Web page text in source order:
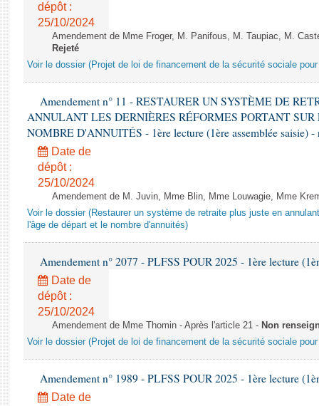
dépôt :
25/10/2024
Amendement de Mme Froger, M. Panifous, M. Taupiac, M.
Rejeté
Voir le dossier (Projet de loi de financement de la sécurité sociale pour
Amendement n° 11 - RESTAURER UN SYSTÈME DE
ANNULANT LES DERNIÈRES RÉFORMES PORTANT
NOMBRE D'ANNUITÉS - 1ère lecture (1ère assemblée saisie) -
Date de
dépôt :
25/10/2024
Amendement de M. Juvin, Mme Blin, Mme Louwagie, Mme
Voir le dossier (Restaurer un système de retraite plus juste en
l'âge de départ et le nombre d'annuités)
Amendement n° 2077 - PLFSS POUR 2025 - 1ère lecture
Date de
dépôt :
25/10/2024
Amendement de Mme Thomin - Après l'article 21 - Non
Voir le dossier (Projet de loi de financement de la sécurité sociale pour
Amendement n° 1989 - PLFSS POUR 2025 - 1ère lecture
Date de